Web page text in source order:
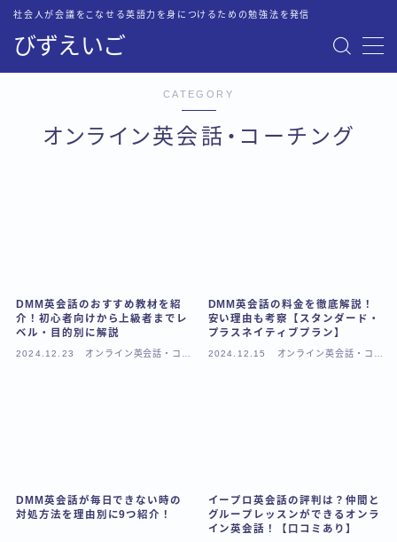
びずえいご
社会人が会議をこなせる英語力を身につけるための勉強法を発信
プライバシーポリシー
英語会議に必要な英語力を最短・最速で身につける方法
CATEGORY
オンライン英会話・コーチング
DMM英会話のおすすめ教材を紹
介！初心者向けから上級者までレ
ベル・目的別に解説
2024.12.23
オンライン英会話・コー
DMM英会話の料金を徹底解説！
安い理由も考察【スタンダード・
プラスネイティブプラン】
2024.12.15
オンライン英会話・コー
DMM英会話が毎日できない時の
対処方法を理由別に9つ紹介！
イープロ英会話の評判は？仲間と
グループレッスンができるオンラ
イン英会話！【口コミあり】